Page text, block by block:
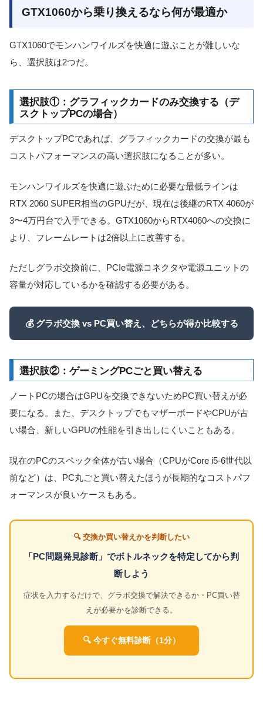
GTX1060から乗り換えるなら何が最適か
GTX1060でモンハンワイルズを快適に遊ぶことが難しいな
ら、選択肢は2つだ。
選択肢①：グラフィックカードのみ交換する（デ
スクトップPCの場合）
デスクトップPCであれば、グラフィックカードの交換が最も
コストパフォーマンスの高い選択肢になることが多い。
モンハンワイルズを快適に遊ぶために必要な最低ラインは
RTX 2060 SUPER相当のGPUだが、現在は後継のRTX 4060が
3〜4万円台で入手できる。GTX1060からRTX4060への交換に
より、フレームレートは2倍以上に改善する。
ただしグラボ交換前に、PCIe電源コネクタや電源ユニットの
容量が対応しているかを確認する必要がある。
💰 グラボ交換 vs PC買い替え、どちらが得か比較する
選択肢②：ゲーミングPCごと買い替える
ノートPCの場合はGPUを交換できないためPC買い替えが必
要になる。また、デスクトップでもマザーボードやCPUが古
い場合、新しいGPUの性能を引き出しにくいこともある。
現在のPCのスペック全体が古い場合（CPUがCore i5-6世代以
前など）は、PC丸ごと買い替えたほうが長期的なコストパフ
ォーマンスが良いケースもある。
🔍 交換か買い替えかを判断したい
「PC問題発見診断」でボトルネックを特定してから判
断しよう
症状を入力するだけで、グラボ交換で解決できるか・PC買い替
えが必要かを診断できる。
🔍 今すぐ無料診断（1分）